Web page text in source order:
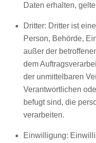
Daten erhalten,
Dritter: Dritter ist
Person, Behörde,
außer der
dem
der unmittelbaren
Verantwortlichen
befugt sind, die
verarbeiten.
Einwilligung: